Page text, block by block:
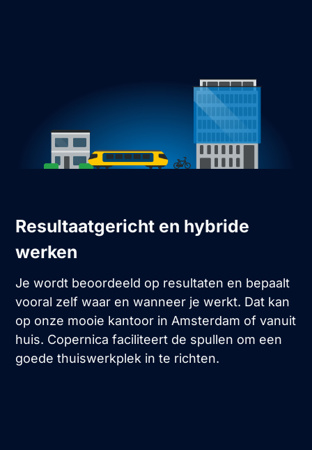
Resultaatgericht en hybride
werken
Je wordt beoordeeld op resultaten en bepaalt
vooral zelf waar en wanneer je werkt. Dat kan
op onze mooie kantoor in Amsterdam of vanuit
huis. Copernica faciliteert de spullen om een
goede thuiswerkplek in te richten.